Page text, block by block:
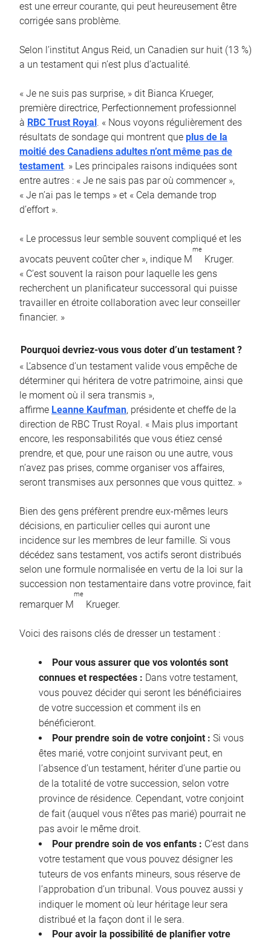
est une erreur courante, qui peut heureusement être
corrigée sans problème.
Selon l’institut Angus Reid, un Canadien sur huit (13 %)
a un testament qui n’est plus d’actualité.
« Je ne suis pas surprise, » dit Bianca Krueger,
première directrice, Perfectionnement professionnel
à RBC Trust Royal . « Nous voyons régulièrement des
résultats de sondage qui montrent que plus de la
moitié des Canadiens adultes n’ont même pas de
testament. » Les principales raisons indiquées sont
entre autres : « Je ne sais pas par où commencer »,
« Je n’ai pas le temps » et « Cela demande trop
d’effort ».
« Le processus leur semble souvent compliqué et les
avocats peuvent coûter cher », indique M
me
Kruger.
« C’est souvent la raison pour laquelle les gens
recherchent un planificateur successoral qui puisse
travailler en étroite collaboration avec leur conseiller
financier. »
Pourquoi devriez-vous vous doter d’un testament ?
« L’absence d’un testament valide vous empêche de
déterminer qui héritera de votre patrimoine, ainsi que
le moment où il sera transmis »,
affirme Leanne Kaufman, présidente et cheffe de la
direction de RBC Trust Royal. « Mais plus important
encore, les responsabilités que vous étiez censé
prendre, et que, pour une raison ou une autre, vous
n’avez pas prises, comme organiser vos affaires,
seront transmises aux personnes que vous quittez. »
Bien des gens préfèrent prendre eux-mêmes leurs
décisions, en particulier celles qui auront une
incidence sur les membres de leur famille. Si vous
décédez sans testament, vos actifs seront distribués
selon une formule normalisée en vertu de la loi sur la
succession non testamentaire dans votre province, fait
remarquer M
me
Krueger.
Voici des raisons clés de dresser un testament :
Pour vous assurer que vos volontés sont
connues et respectées : Dans votre testament,
vous pouvez décider qui seront les bénéficiaires
de votre succession et comment ils en
bénéficieront.
Pour prendre soin de votre conjoint : Si vous
êtes marié, votre conjoint survivant peut, en
l’absence d’un testament, hériter d’une partie ou
de la totalité de votre succession, selon votre
province de résidence. Cependant, votre conjoint
de fait (auquel vous n’êtes pas marié) pourrait ne
pas avoir le même droit.
Pour prendre soin de vos enfants : C’est dans
votre testament que vous pouvez désigner les
tuteurs de vos enfants mineurs, sous réserve de
l’approbation d’un tribunal. Vous pouvez aussi y
indiquer le moment où leur héritage leur sera
distribué et la façon dont il le sera.
Pour avoir la possibilité de planifier votre